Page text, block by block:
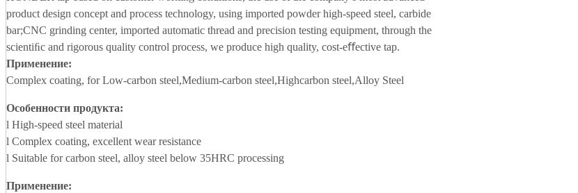
product design concept and process technology, using imported powder high-speed steel, carbide
bar;CNC grinding center, imported automatic thread and precision testing equipment, through the
scientiﬁc and rigorous quality control process, we produce high quality, cost-eﬀective tap.
Применение:
Complex coating, for Low-carbon steel,Medium-carbon steel,Highcarbon steel,Alloy Steel
Особенности продукта:
l High-speed steel material
l Complex coating, excellent wear resistance
l Suitable for carbon steel, alloy steel below 35HRC processing
Применение: